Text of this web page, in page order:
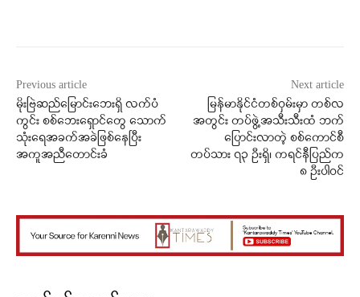
Previous article
မိုးဗြဲဆည်မြောင်းဘေးရှိ လက်ပံ
ကွင်း စစ်ဘေးရှောင်တွေ သောက်
သုံးရေအခက်အခဲဖြစ်နေပြီး
အကူအညီတောင်းခံ
Next article
မြန်မာနိုင်ငံတစ်ဝှမ်းမှာ တစ်လ
အတွင်း တပ်ဖွဲ့အသီးသီးထံ ဘက်
ပြောင်းလာတဲ့ စစ်ကောင်စီ
တပ်သား ၇၃ ဦးရှိ၊ ကရင်နီပြည်က
၈ ဦးပါဝင်